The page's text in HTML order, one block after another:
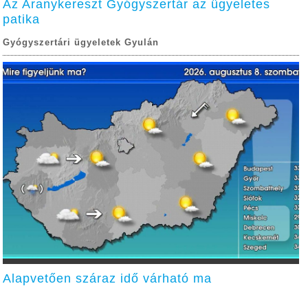
Az Aranykereszt Gyógyszertár az ügyeletes
patika
Gyógyszertári ügyeletek Gyulán
Alapvetően száraz idő várható ma